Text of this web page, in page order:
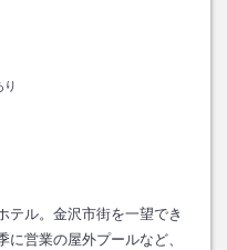
り
テル。金沢市街を一望でき
営業の屋外プールなど、